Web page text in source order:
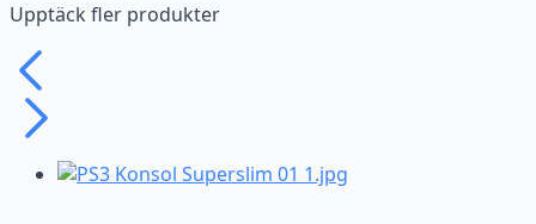
Upptäck fler produkter